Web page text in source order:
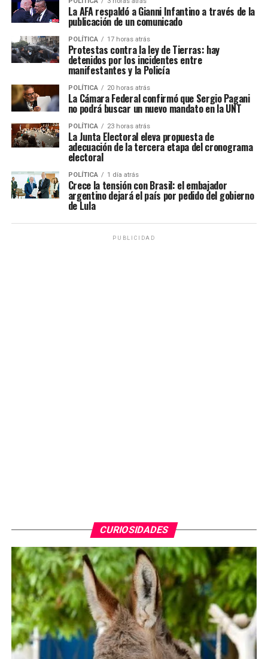
La AFA respaldó a Gianni Infantino a través de la
publicación de un comunicado
POLÍTICA 17 horas atrás
Protestas contra la ley de Tierras: hay
detenidos por los incidentes entre
manifestantes y la Policía
POLÍTICA 20 horas atrás
La Cámara Federal confirmó que Sergio Pagani
no podrá buscar un nuevo mandato en la UNT
POLÍTICA 23 horas atrás
La Junta Electoral eleva propuesta de
adecuación de la tercera etapa del cronograma
electoral
POLÍTICA 1 día atrás
Crece la tensión con Brasil: el embajador
argentino dejará el país por pedido del gobierno
de Lula
PUBLICIDAD
CURIOSIDADES